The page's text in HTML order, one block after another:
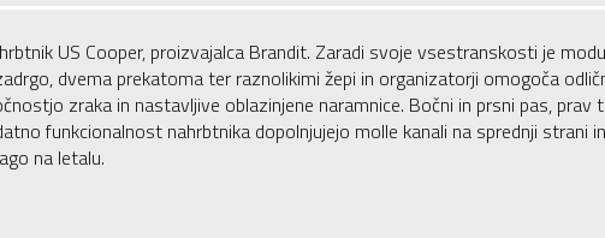
US Cooper, proizvajalca Brandit. Zaradi svoje vsestranskosti je
dvema prekatoma ter raznolikimi žepi in organizatorji omogoča
zraka in nastavljive oblazinjene naramnice. Bočni in prsni pas,
funkcionalnost nahrbtnika dopolnjujejo molle kanali na sprednji
na letalu.